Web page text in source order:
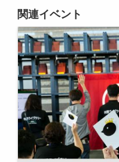
関連イベント